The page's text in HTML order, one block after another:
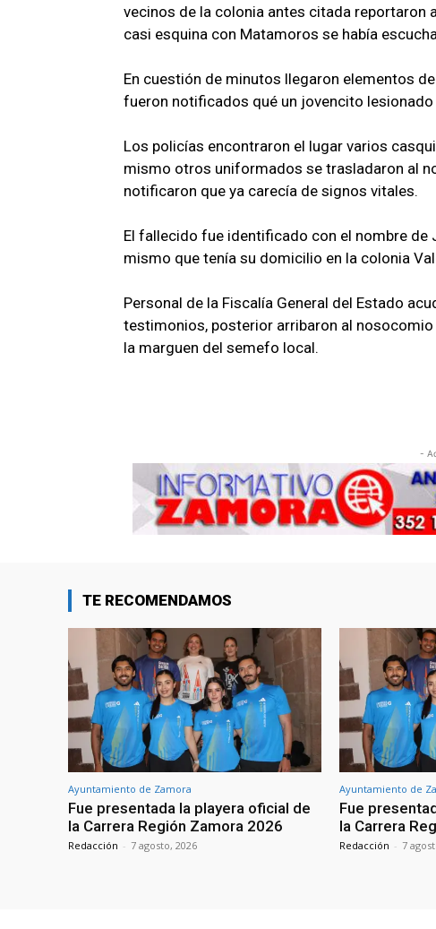
vecinos de la colonia antes citada reportaron
casi esquina con Matamoros se había
En cuestión de minutos llegaron elementos
fueron notificados qué un jovencito
Los policías encontraron el lugar varios
mismo otros uniformados se trasladaron al
notificaron que ya carecía de signos vitales.
El fallecido fue identificado con el nombre de
mismo que tenía su domicilio en la colonia
Personal de la Fiscalía General del Estado
testimonios, posterior arribaron al
la marguen del semefo local.
-
TE RECOMENDAMOS
Ayuntamiento de Zamora
Fue presentada la playera oficial de
la Carrera Región Zamora 2026
Redacción - 7 agosto, 2026
Ayuntamiento de
Fue
la Carrera
Redacción - 7